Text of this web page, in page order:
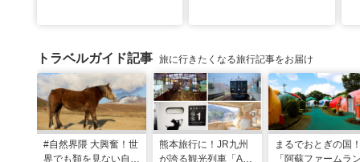
トラベルガイド記事 旅に行きたくなる旅行記事をお届け
#自然界隈 大興奮！世
界でも類を見ない自然
熊本旅行に！JR九州
が誇る観光列車「A列
まるでおとぎの国
「阿蘇ファームラ